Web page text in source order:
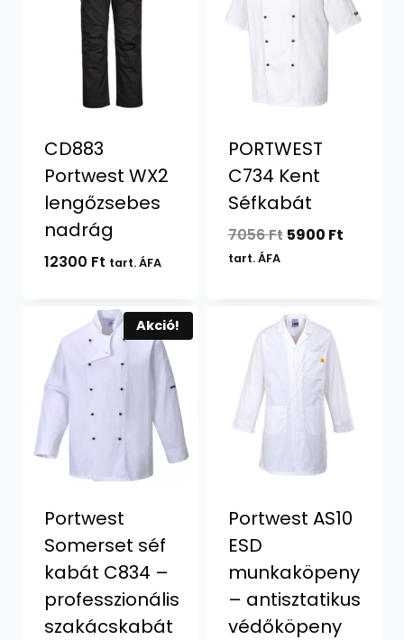
CD883
Portwest WX2
lengőzsebes
nadrág
12300 Ft tart. ÁFA
PORTWEST
C734 Kent
Séfkabát
7056Ft Original
5900 FtCurrent
tart. ÁFA
Akció!
Portwest
Somerset séf
kabát C834 –
professzionális
szakácskabát
Portwest AS10
ESD
munkaköpeny
– antisztatikus
védőköpeny